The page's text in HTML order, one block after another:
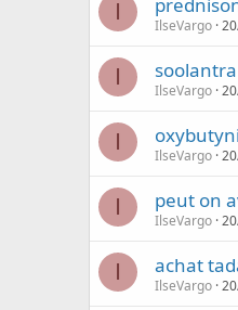
I
IlseVargo
I
IlseVargo
I
IlseVargo
I peut on
IlseVargo
I achat
IlseVargo